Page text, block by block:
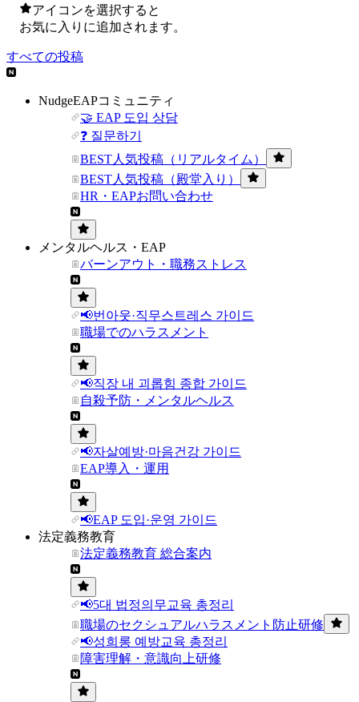
アイコンを選択すると
お気に入りに追加されます。
すべての投稿
NudgeEAPコミュニティ
🤝 EAP 도입 상담
❓ 질문하기
BEST人気投稿（リアルタイム）
BEST人気投稿（殿堂入り）
HR・EAPお問い合わせ
メンタルヘルス・EAP
バーンアウト・職務ストレス
📢번아웃·직무스트레스 가이드
職場でのハラスメント
📢직장 내 괴롭힘 종합 가이드
自殺予防・メンタルヘルス
📢자살예방·마음건강 가이드
EAP導入・運用
📢EAP 도입·운영 가이드
法定義務教育
法定義務教育 総合案内
📢5대 법정의무교육 총정리
職場のセクシュアルハラスメント防止研修
📢성희롱 예방교육 총정리
障害理解・意識向上研修